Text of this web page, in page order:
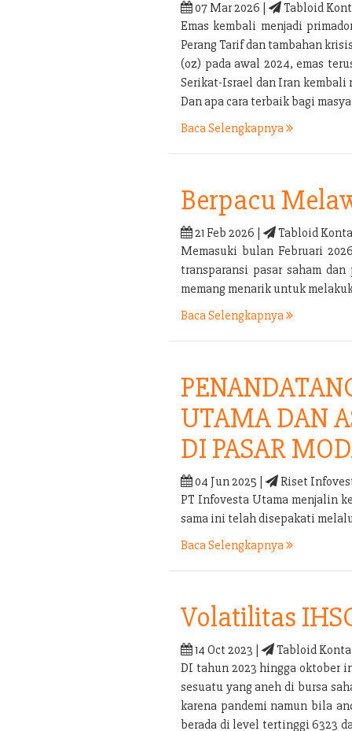
07 Mar 2026 |
Tabloid
Emas kembali menjadi
Perang Tarif dan tambahan
(oz) pada awal 2024, emas
Serikat-Israel dan Iran kembali
Dan apa cara terbaik bagi
Baca Selengkapnya
Berpacu
21 Feb 2026 |
Tabloid
Memasuki bulan Februari
transparansi pasar saham
memang menarik untuk
Baca Selengkapnya
UTAMA DAN
DI PASAR
04 Jun 2025 |
Riset
PT Infovesta Utama menjalin
sama ini telah disepakati
Baca Selengkapnya
Volatilitas
14 Oct 2023 |
Tabloid
DI tahun 2023 hingga oktober
sesuatu yang aneh di bursa
karena pandemi namun bila
berada di level tertinggi 6323